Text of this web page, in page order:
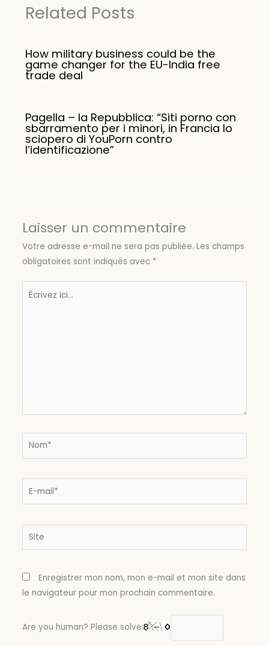
Related Posts
How military business could be the
game changer for the EU-India free
trade deal
Pagella – la Repubblica: “Siti porno con
sbarramento per i minori, in Francia lo
sciopero di YouPorn contro
l’identificazione”
Laisser un commentaire
Votre adresse e-mail ne sera pas publiée. Les champs
obligatoires sont indiqués avec *
Écrivez
Nom*
E-
Site
Enregistrer mon nom, mon e-mail et mon site dans
le navigateur pour mon prochain commentaire.
Are you human? Please solve: